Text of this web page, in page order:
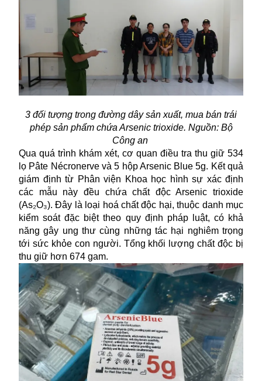
3 đối tượng trong đường dây sản xuất, mua bán trái
phép sản phẩm chứa Arsenic trioxide. Nguồn: Bộ
Công an
Qua quá trình khám xét, cơ quan điều tra thu giữ 534
lọ Pâte Nécronerve và 5 hộp Arsenic Blue 5g. Kết quả
giám định từ Phân viện Khoa học hình sự xác định
các mẫu này đều chứa chất độc Arsenic trioxide
(As₂O₃). Đây là loại hoá chất độc hại, thuộc danh mục
kiểm soát đặc biệt theo quy định pháp luật, có khả
năng gây ung thư cùng những tác hại nghiêm trọng
tới sức khỏe con người. Tổng khối lượng chất độc bị
thu giữ hơn 674 gam.